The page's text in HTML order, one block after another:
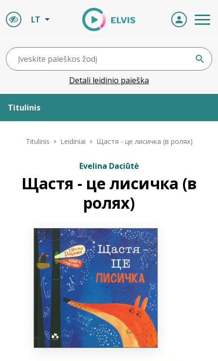
LT
Detali leidinio paieška
Titulinis
ELVIS atvyksta
Bibliotekoms
+370 667 80 541
info@elvislab.lt
Titulinis Leidiniai Щастя - це лисичка (в ролях)
Evelina Daciūtė
Щастя - це лисичка (в
ролях)